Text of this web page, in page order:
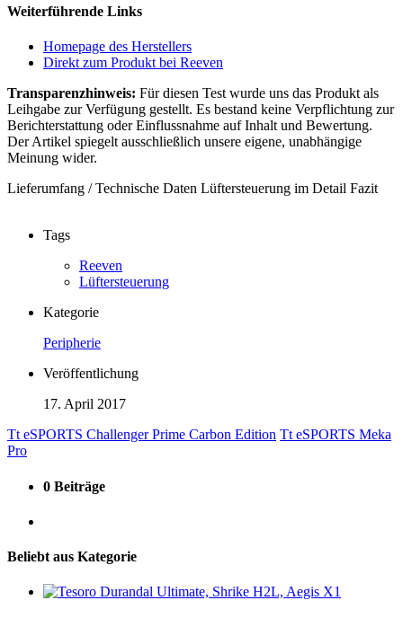
Weiterführende Links
Homepage des Herstellers
Direkt zum Produkt bei Reeven
Transparenzhinweis: Für diesen Test wurde uns das Produkt als
Leihgabe zur Verfügung gestellt. Es bestand keine Verpflichtung zur
Berichterstattung oder Einflussnahme auf Inhalt und Bewertung.
Der Artikel spiegelt ausschließlich unsere eigene, unabhängige
Meinung wider.
Lieferumfang / Technische Daten Lüftersteuerung im Detail Fazit
Tags
Reeven
Lüftersteuerung
Kategorie
Peripherie
Veröffentlichung
17. April 2017
Tt eSPORTS Challenger Prime Carbon Edition Tt eSPORTS Meka
Pro
0 Beiträge
Beliebt aus Kategorie